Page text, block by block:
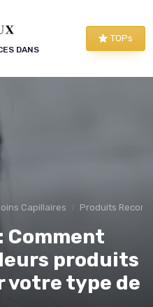
DANS
TOPs
Capillaires Produits
Comment
produits
votre type de